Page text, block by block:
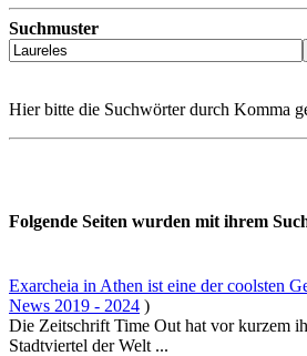
Suchmuster
Hier bitte die Suchwörter durch Komma
Folgende Seiten wurden mit ihrem
Exarcheia in Athen ist eine der coolsten
News 2019 - 2024 )
Die Zeitschrift Time Out hat vor kurzem
Stadtviertel der Welt ...